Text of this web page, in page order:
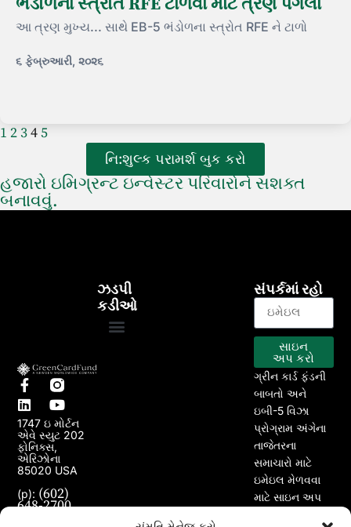
ભંડોળના સ્ત્રોત RFE ટાળવા માટે ત્રણ પગલાં
આ ત્રણ મુખ્ય... સાથે EB-5 ભંડોળના સ્ત્રોત RFE ને ટાળો
૬ ફેબ્રુઆરી, ૨૦૨૬
1 2 345
નિ:શુલ્ક પરામર્શ બુક કરો
હજારો ઇમિગ્રન્ટ ઇન્વેસ્ટર પરિવારોને સશક્ત
બનાવવું.
1747 ઇ મોર્ટન
એવે સ્યુટ 202
ફોનિક્સ,
એરિઝોના
85020 USA
(p): (602)
648-2700
ઝડપી
કડીઓ
સંપર્કમાં રહો
સાઇન
અપ કરો
ગ્રીન કાર્ડ ફંડની
બાબતો અને
ઇબી-5 વિઝા
પ્રોગ્રામ અંગેના
તાજેતરના
સમાચારો માટે
ઇમેઇલ મેળવવા
માટે સાઇન અપ